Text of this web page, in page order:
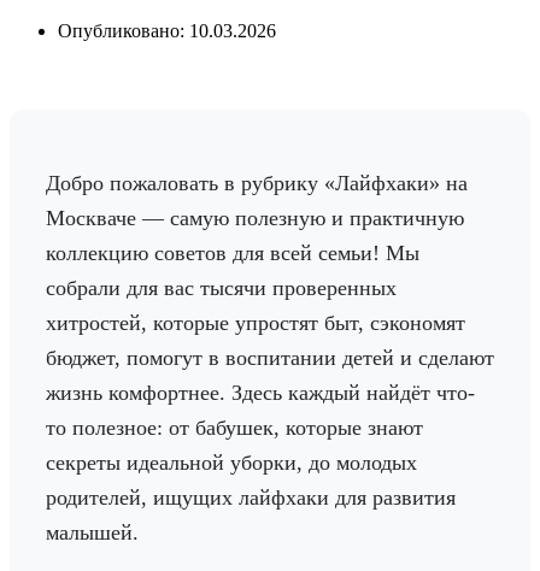
Опубликовано: 10.03.2026
Добро пожаловать в рубрику «Лайфхаки» на
Москваче — самую полезную и практичную
коллекцию советов для всей семьи! Мы
собрали для вас тысячи проверенных
хитростей, которые упростят быт, сэкономят
бюджет, помогут в воспитании детей и сделают
жизнь комфортнее. Здесь каждый найдёт что-
то полезное: от бабушек, которые знают
секреты идеальной уборки, до молодых
родителей, ищущих лайфхаки для развития
малышей.